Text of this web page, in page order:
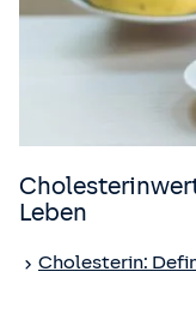
Leben
Cholesterin: